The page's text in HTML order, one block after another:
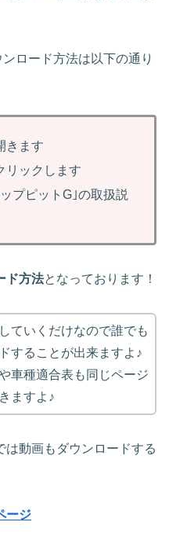
ロード方法は以下の通り
きます
リックします
プピットG｣の取扱説
ド方法となっております！
ていくだけなので誰でも
することが出来ますよ♪
車種適合表も同じページ
ますよ♪
は動画もダウンロードする
ージ